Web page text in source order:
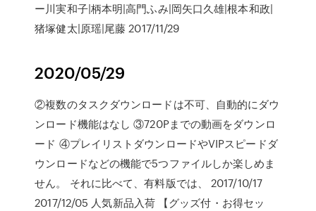
ー川実和子|柄本明|高門ふみ|岡矢口久雄|根本和政|
猪塚健太|原瑶|尾藤 2017/11/29
2020/05/29
②複数のタスクダウンロードは不可、自動的にダウ
ンロード機能はなし ③720Pまでの動画をダウンロ
ード ④プレイリストダウンロードやVIPスピードダ
ウンロードなどの機能で5つファイルしか楽しめま
せん。 それに比べて、有料版では、 2017/10/17
2017/12/05 人気新品入荷 【グッズ付・お得セッ